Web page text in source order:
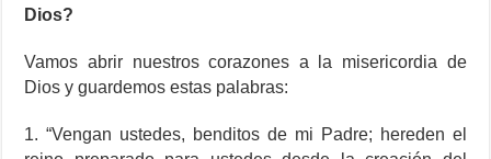
Dios?
Vamos abrir nuestros corazones a la misericordia de
Dios y guardemos estas palabras:
1. “Vengan ustedes, benditos de mi Padre; hereden el